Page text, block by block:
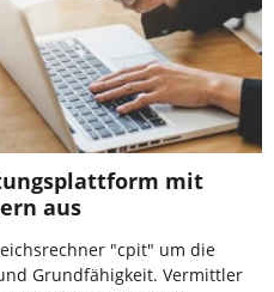
mit
aus
"cpit" um die
Grundfähigkeit. Vermittler